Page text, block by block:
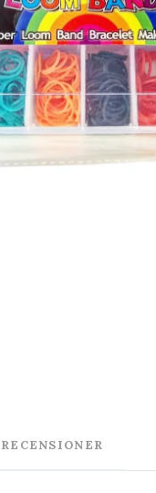
RECENSIONER